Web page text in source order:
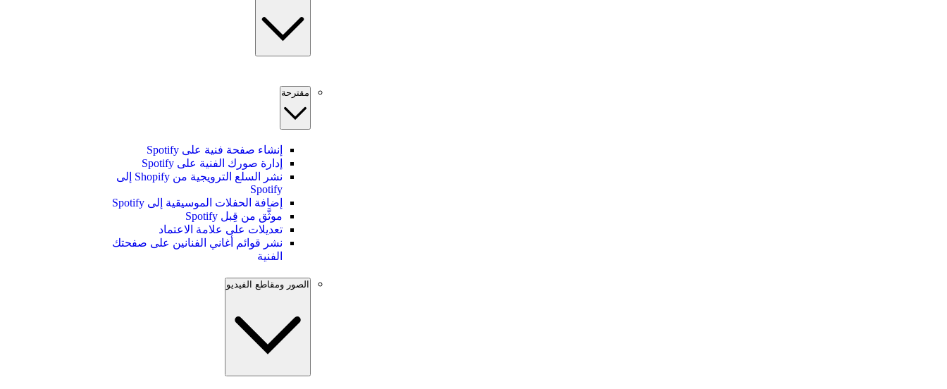
مقترحة
إنشاء صفحة فنية على Spotify
إدارة صورك الفنية على Spotify
نشر السلع الترويجية من Shopify إلى
Spotify
إضافة الحفلات الموسيقية إلى Spotify
موثَّق من قِبل Spotify
تعديلات على علامة الاعتماد
نشر قوائم أغاني الفنانين على صفحتك
الفنية
الصور ومقاطع الفيديو